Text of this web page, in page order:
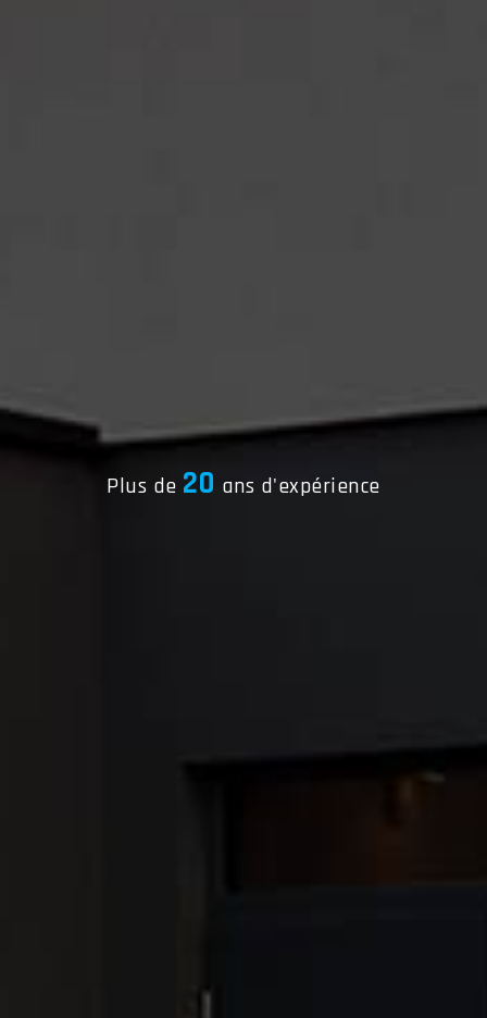
Plus de 20 ans d'expérience